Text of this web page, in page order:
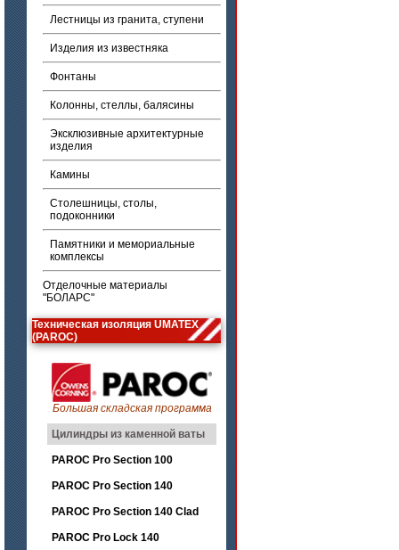
Лестницы из гранита, ступени
Изделия из известняка
Фонтаны
Колонны, стеллы, балясины
Эксклюзивные архитектурные
изделия
Камины
Столешницы, столы,
подоконники
Памятники и мемориальные
комплексы
Отделочные материалы
"БОЛАРС"
Техническая изоляция UMATEX
(PAROC)
Большая складская программа
Цилиндры из каменной ваты
PAROC Pro Section 100
PAROC Pro Section 140
PAROC Pro Section 140 Clad
PAROC Pro Lock 140